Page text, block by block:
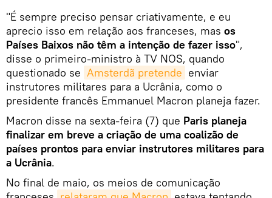
"É sempre preciso pensar criativamente, e eu
aprecio isso em relação aos franceses, mas os
Países Baixos não têm a intenção de fazer isso",
disse o primeiro-ministro à TV NOS, quando
questionado se Amsterdã pretende enviar
instrutores militares para a Ucrânia, como o
presidente francês Emmanuel Macron planeja fazer.
Macron disse na sexta-feira (7) que Paris planeja
finalizar em breve a criação de uma coalizão de
países prontos para enviar instrutores militares para
a Ucrânia.
No final de maio, os meios de comunicação